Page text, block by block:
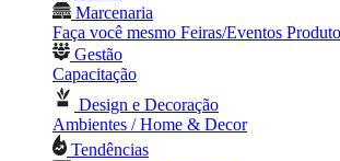
Marcenaria
Faça você mesmo Feiras/Eventos
Gestão
Capacitação
Design e Decoração
Ambientes / Home & Decor
Tendências